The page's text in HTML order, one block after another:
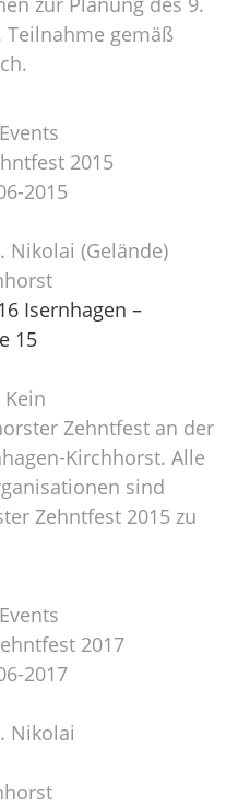
Teilnahme gemäß
2015
2015
Nikolai (Gelände)
Isernhagen –
15
Kein
Zehntfest an der
Kirchhorst. Alle
sind
Zehntfest 2015 zu
2017
2017
Nikolai